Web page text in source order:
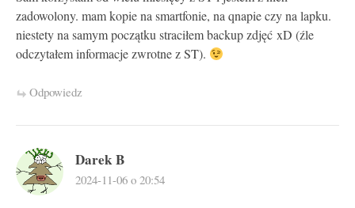
zadowolony. mam kopie na smartfonie, na qnapie czy na lapku.
niestety na samym początku straciłem backup zdjęć xD (źle
odczytałem informacje zwrotne z ST).
Odpowiedz
Darek B
2024-11-06 o 20:54